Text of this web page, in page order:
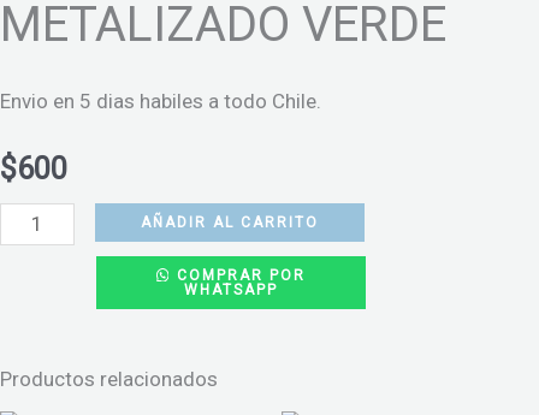
METALIZADO VERDE
Envio en 5 dias habiles a todo Chile.
$600
PLIEGO
cantidad
AÑADIR AL CARRITO
COMPRAR POR
WHATSAPP
Productos relacionados